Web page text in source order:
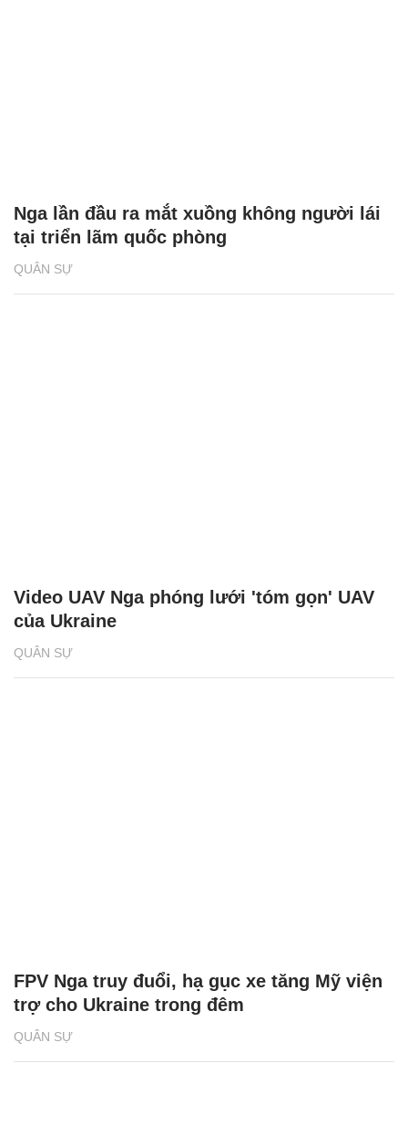
QUÂN SỰ
Nga lần đầu ra mắt xuồng không người lái
tại triển lãm quốc phòng
QUÂN SỰ
Video UAV Nga phóng lưới 'tóm gọn' UAV
của Ukraine
QUÂN SỰ
FPV Nga truy đuổi, hạ gục xe tăng Mỹ viện
trợ cho Ukraine trong đêm